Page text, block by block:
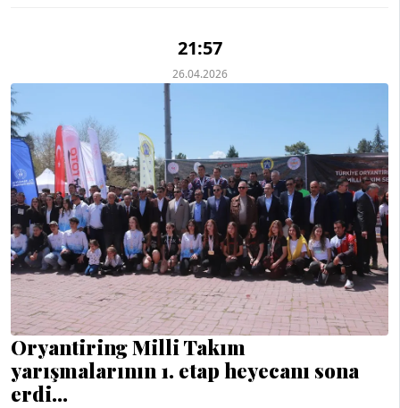
21:57
26.04.2026
Oryantiring Milli Takım
yarışmalarının 1. etap heyecanı sona
erdi…